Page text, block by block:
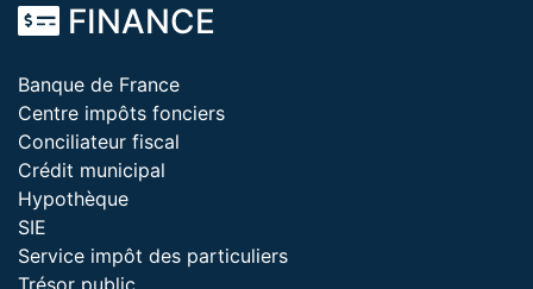
FINANCE
Banque de France
Centre impôts fonciers
Conciliateur fiscal
Crédit municipal
Hypothèque
SIE
Service impôt des particuliers
Trésor public